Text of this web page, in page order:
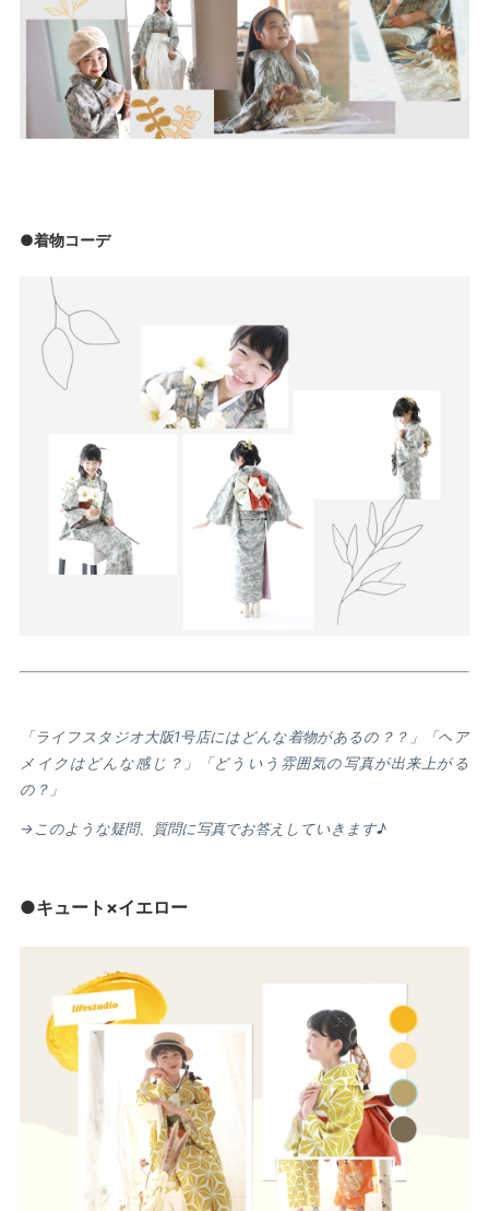
●着物コーデ
「ライフスタジオ大阪1号店にはどんな着物があるの？？」「ヘア
メイクはどんな感じ？」「どういう雰囲気の写真が出来上がる
の？」
→このような疑問、質問に写真でお答えしていきます♪
●キュート×イエロー